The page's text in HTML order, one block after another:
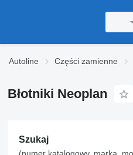
Autoline Części zamienne
Błotniki Neoplan
Szukaj